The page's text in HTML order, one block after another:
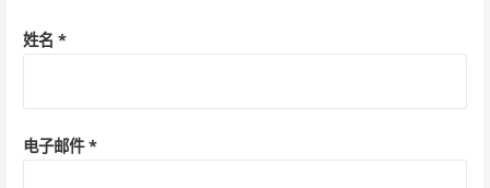
姓名 *
电子邮件*